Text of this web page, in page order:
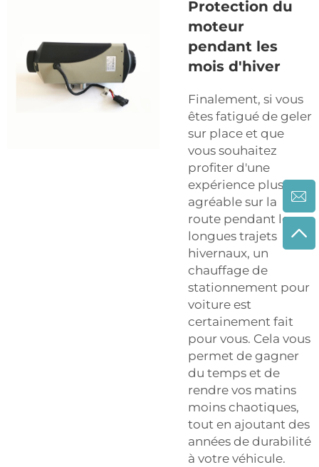
Protection du
moteur
pendant les
mois d'hiver
Finalement, si vous
êtes fatigué de geler
sur place et que
vous souhaitez
profiter d'une
expérience plus
agréable sur la
route pendant les
longues trajets
hivernaux, un
chauffage de
stationnement pour
voiture est
certainement fait
pour vous. Cela vous
permet de gagner
du temps et de
rendre vos matins
moins chaotiques,
tout en ajoutant des
années de durabilité
à votre véhicule.